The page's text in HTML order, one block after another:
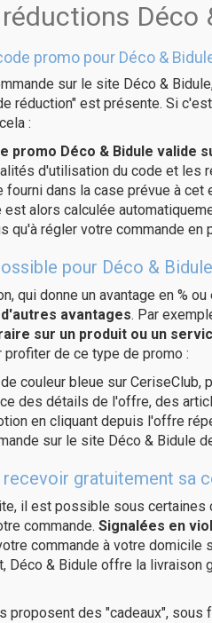
Déco
promo pour Déco &
sur le site Déco &
réduction" est présente. Si
:
promo Déco & Bidule valide
d'utilisation du code et les
fourni dans la case prévue à
est alors calculée
qu'à régler votre commande en
pour Déco &
qui donne un avantage en %
avantages. Par
sur un produit ou un
profiter de ce type de promo :
couleur bleue sur CeriseClub,
des détails de l'offre, des
en cliquant depuis l'offre
sur le site Déco & Bidule
gratuitement sa
il est possible sous
commande. Signalées en
commande à votre domicile
Déco & Bidule offre la livraison
proposent des "cadeaux",